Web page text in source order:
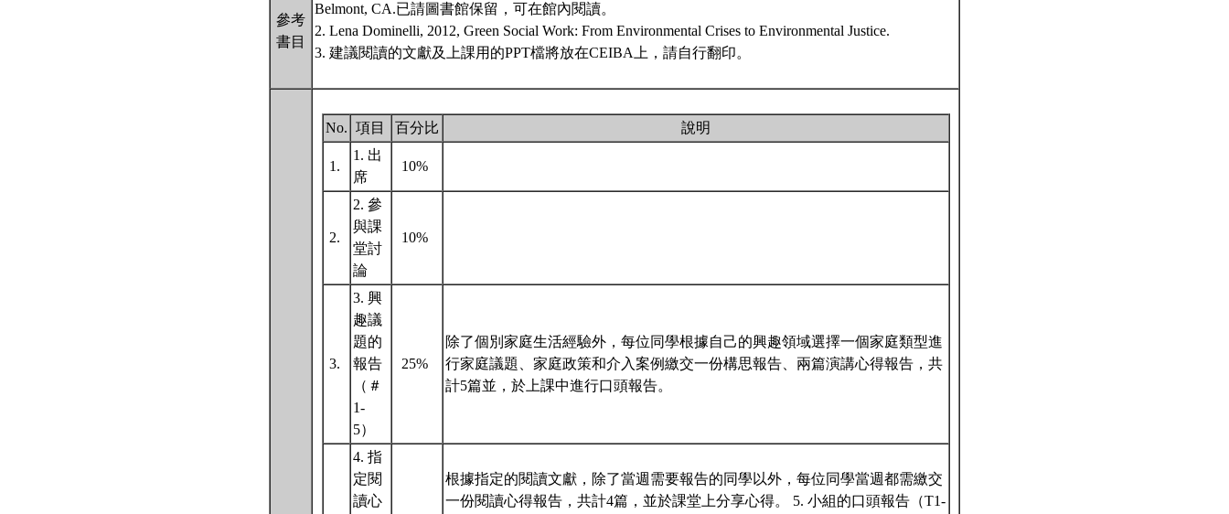
參考
書目
Belmont, CA.已請圖書館保留，可在館內閱讀。
2. Lena Dominelli, 2012, Green Social Work: From Environmental Crises to Environmental Justice.
3. 建議閱讀的文獻及上課用的PPT檔將放在CEIBA上，請自行翻印。
No. 項目 百分比 說明
1.
1. 出
席
10%
2.
2. 參
與課
堂討
論
10%
3.
3. 興
趣議
題的
報告
（＃
1-
5）
25%
除了個別家庭生活經驗外，每位同學根據自己的興趣領域選擇一個家庭類型進
行家庭議題、家庭政策和介入案例繳交一份構思報告、兩篇演講心得報告，共
計5篇並，於上課中進行口頭報告。
4. 指
定閱
讀心
根據指定的閱讀文獻，除了當週需要報告的同學以外，每位同學當週都需繳交
一份閱讀心得報告，共計4篇，並於課堂上分享心得。 5. 小組的口頭報告（T1-